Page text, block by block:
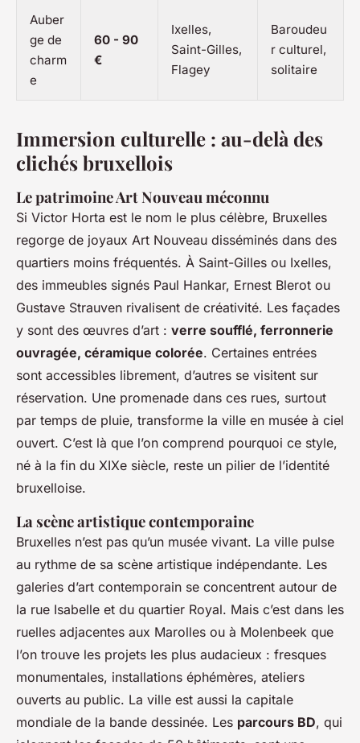
Auber
ge de
charm
e
60 - 90
€
Ixelles,
Saint-Gilles,
Flagey
Baroudeu
r culturel,
solitaire
Immersion culturelle : au-delà des
clichés bruxellois
Le patrimoine Art Nouveau méconnu
Si Victor Horta est le nom le plus célèbre, Bruxelles
regorge de joyaux Art Nouveau disséminés dans des
quartiers moins fréquentés. À Saint-Gilles ou Ixelles,
des immeubles signés Paul Hankar, Ernest Blerot ou
Gustave Strauven rivalisent de créativité. Les façades
y sont des œuvres d’art : verre soufflé, ferronnerie
ouvragée, céramique colorée. Certaines entrées
sont accessibles librement, d’autres se visitent sur
réservation. Une promenade dans ces rues, surtout
par temps de pluie, transforme la ville en musée à ciel
ouvert. C’est là que l’on comprend pourquoi ce style,
né à la fin du XIXe siècle, reste un pilier de l’identité
bruxelloise.
La scène artistique contemporaine
Bruxelles n’est pas qu’un musée vivant. La ville pulse
au rythme de sa scène artistique indépendante. Les
galeries d’art contemporain se concentrent autour de
la rue Isabelle et du quartier Royal. Mais c’est dans les
ruelles adjacentes aux Marolles ou à Molenbeek que
l’on trouve les projets les plus audacieux : fresques
monumentales, installations éphémères, ateliers
ouverts au public. La ville est aussi la capitale
mondiale de la bande dessinée. Les parcours BD, qui